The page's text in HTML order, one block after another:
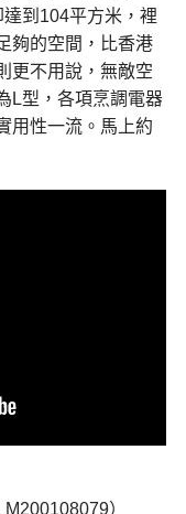
到104平方米，裡
夠的空間，比香港
更不用說，無敵空
L型，各項烹調電器
用性一流。馬上約
）